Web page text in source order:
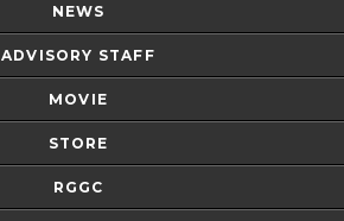
NEWS
ADVISORY STAFF
MOVIE
STORE
RGGC